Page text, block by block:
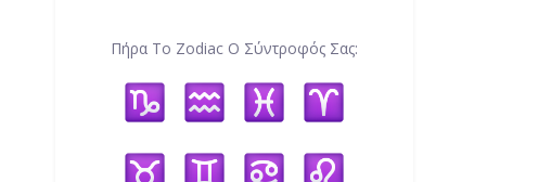
Πήρα Το Zodiac Ο Σύντροφός Σας: